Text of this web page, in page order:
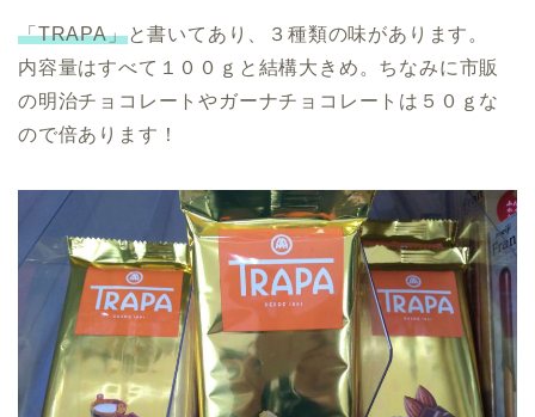
「TRAPA」と書いてあり、３種類の味があります。
内容量はすべて１００ｇと結構大きめ。ちなみに市販
の明治チョコレートやガーナチョコレートは５０ｇな
ので倍あります！